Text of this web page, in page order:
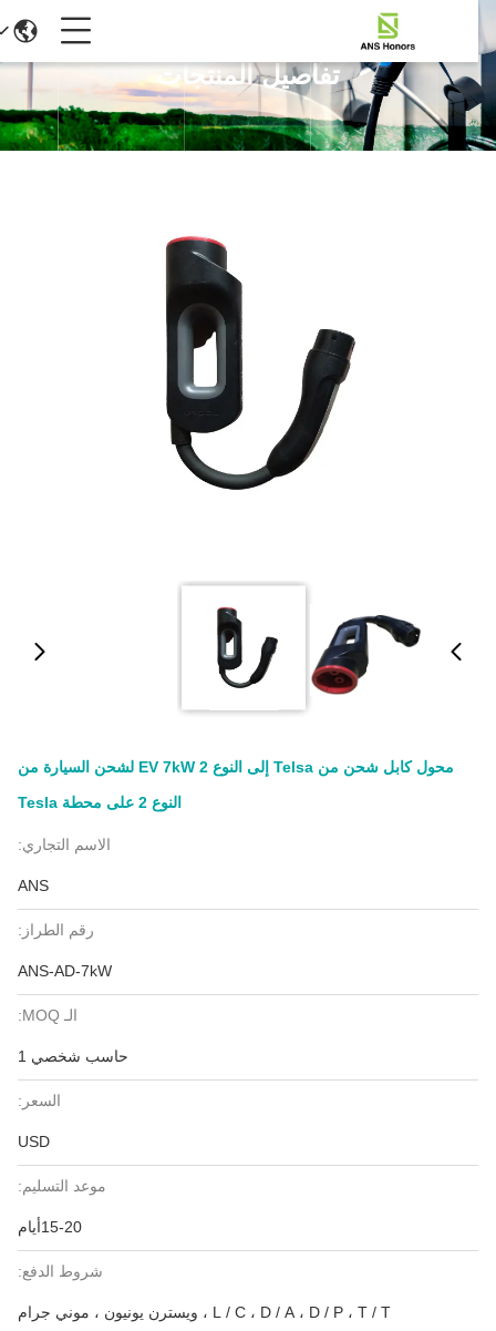
تفاصيل المنتجات
محول كابل شحن من Telsa إلى النوع 2 EV 7kW لشحن السيارة من
النوع 2 على محطة Tesla
الاسم التجاري:
ANS
رقم الطراز:
ANS-AD-7kW
الـ MOQ:
حاسب شخصي 1
السعر:
USD
موعد التسليم:
15-20أيام
شروط الدفع:
L / C ، D / A ، D / P ، T / T ، ويسترن يونيون ، موني جرام